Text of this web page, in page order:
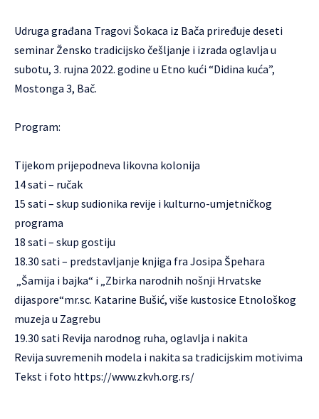
Udruga građana Tragovi Šokaca iz Bača priređuje deseti
seminar Žensko tradicijsko češljanje i izrada oglavlja u
subotu, 3. rujna 2022. godine u Etno kući “Didina kuća”,
Mostonga 3, Bač.
Program:
Tijekom prijepodneva likovna kolonija
14 sati – ručak
15 sati – skup sudionika revije i kulturno-umjetničkog
programa
18 sati – skup gostiju
18.30 sati – predstavljanje knjiga fra Josipa Špehara
„Šamija i bajka“ i „Zbirka narodnih nošnji Hrvatske
dijaspore“mr.sc. Katarine Bušić, više kustosice Etnološkog
muzeja u Zagrebu
19.30 sati Revija narodnog ruha, oglavlja i nakita
Revija suvremenih modela i nakita sa tradicijskim motivima
Tekst i foto https://www.zkvh.org.rs/